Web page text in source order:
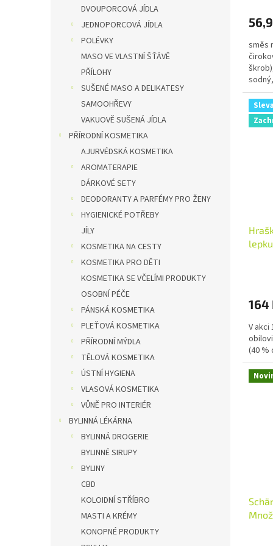
DVOUPORCOVÁ JÍDLA
JEDNOPORCOVÁ JÍDLA
POLÉVKY
MASO VE VLASTNÍ ŠŤÁVĚ
PŘÍLOHY
SUŠENÉ MASO A DELIKATESY
SAMOOHŘEVY
VAKUOVĚ SUŠENÁ JÍDLA
PŘÍRODNÍ KOSMETIKA
AJURVÉDSKÁ KOSMETIKA
AROMATERAPIE
DÁRKOVÉ SETY
DEODORANTY A PARFÉMY PRO ŽENY
HYGIENICKÉ POTŘEBY
JÍLY
KOSMETIKA NA CESTY
KOSMETIKA PRO DĚTI
KOSMETIKA SE VČELÍMI PRODUKTY
OSOBNÍ PÉČE
PÁNSKÁ KOSMETIKA
PLEŤOVÁ KOSMETIKA
PŘÍRODNÍ MÝDLA
TĚLOVÁ KOSMETIKA
ÚSTNÍ HYGIENA
VLASOVÁ KOSMETIKA
VŮNĚ PRO INTERIÉR
BYLINNÁ LÉKÁRNA
BYLINNÁ DROGERIE
BYLINNÉ SIRUPY
BYLINY
CBD
KOLOIDNÍ STŘÍBRO
MASTI A KRÉMY
KONOPNÉ PRODUKTY
směs
164
V akci
(40 %